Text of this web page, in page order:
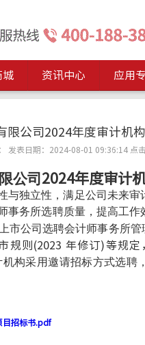
城 资讯中心 应用
限公司2024年度审计机
发表日期：2024-08-01 09:36:14 点
公司 2024年度审计
与独立性，满足公司未来
事务所选聘质量，提高工作
市公司选聘会计师事务所管
规则(2023 年修订)等规
机构采用邀请招标方式选聘
目招标书.pdf